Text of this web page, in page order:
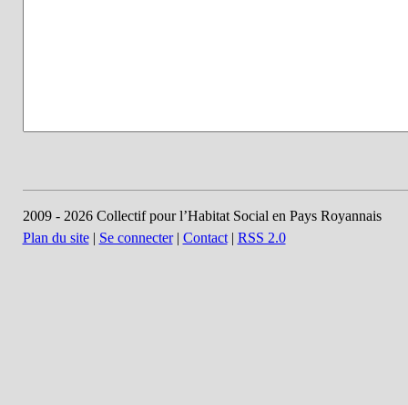
2009 - 2026 Collectif pour l’Habitat Social en Pays Royannais
Plan du site| Se connecter| Contact| RSS 2.0